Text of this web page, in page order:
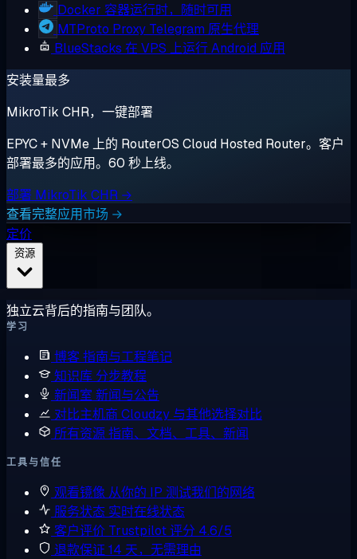
Docker 容器运行时，随时可用
MTProto Proxy Telegram 原生代理
BlueStacks 在 VPS 上运行 Android 应用
安装量最多
MikroTik CHR，一键部署
EPYC + NVMe 上的 RouterOS Cloud Hosted Router。客户
部署最多的应用。60 秒上线。
部署 MikroTik CHR →
查看完整应用市场 →
定价
独立云背后的指南与团队。
学习
博客指南与工程笔记
知识库 分步教程
新闻室 新闻与公告
对比主机商 Cloudzy 与其他选择对比
所有资源指南、文档、工具、新闻
工具与信任
观看镜像 从你的 IP 测试我们的网络
服务状态 实时在线状态
客户评价 Trustpilot 评分 4.6/5
退款保证 14 天，无需理由